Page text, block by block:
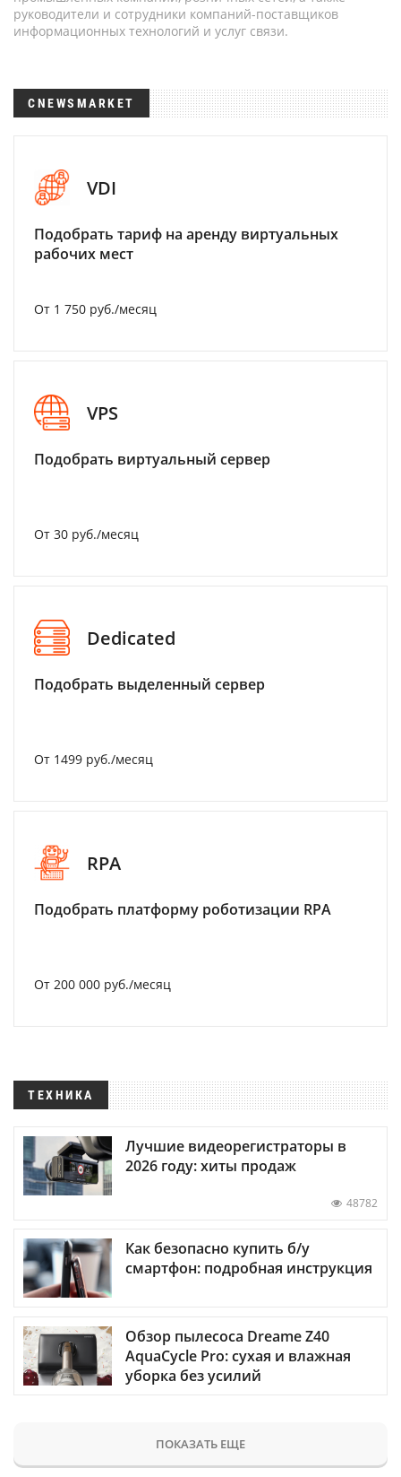
руководители и сотрудники компаний-поставщиков
информационных технологий и услуг связи.
CNEWSMARKET
VDI
Подобрать тариф на аренду виртуальных
рабочих мест
От 1 750 руб./месяц
VPS
Подобрать виртуальный сервер
От 30 руб./месяц
Dedicated
Подобрать выделенный сервер
От 1499 руб./месяц
RPA
Подобрать платформу роботизации RPA
От 200 000 руб./месяц
ТЕХНИКА
Лучшие видеорегистраторы в
2026 году: хиты продаж
48782
Как безопасно купить б/у
смартфон: подробная инструкция
Обзор пылесоса Dreame Z40
AquaCycle Pro: сухая и влажная
уборка без усилий
ПОКАЗАТЬ ЕЩЕ